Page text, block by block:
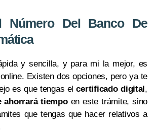
Número Del Banco De
y sencilla, y para mi la mejor, es
Existen dos opciones, pero ya te
es que tengas elcertificado digital,
tiempoen este trámite, sino
que tengas que hacer relativos a